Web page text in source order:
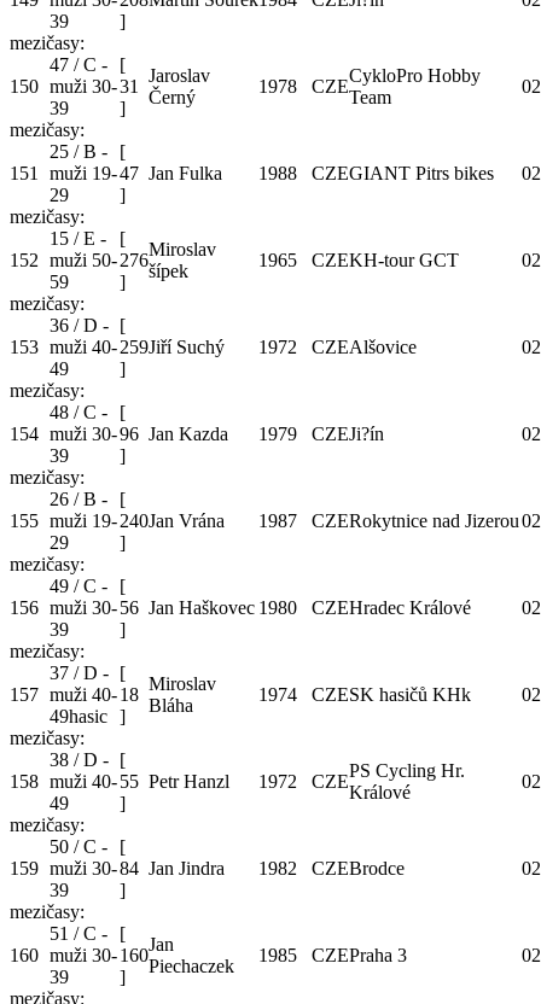
39
]
mezičasy:
150
47 / C -
muži 30-
39
[
31
]
Jaroslav
Černý
1978 CZE
CykloPro Hobby
Team
mezičasy:
151
25 / B -
muži 19-
29
[
47
]
Jan Fulka 1988 CZEGIANT Pitrs bikes
mezičasy:
152
15 / E -
muži 50-
59
[
276
]
Miroslav
šípek
1965 CZEKH-tour GCT
mezičasy:
153
36 / D -
muži 40-
49
[
259
]
Jiří Suchý 1972 CZEAlšovice
mezičasy:
154
48 / C -
muži 30-
39
[
96
]
Jan Kazda 1979 CZEJi?ín
mezičasy:
155
26 / B -
muži 19-
29
[
240
]
Jan Vrána 1987 CZERokytnice nad Jizerou
mezičasy:
156
49 / C -
muži 30-
39
[
56
]
Jan Haškovec 1980 CZEHradec Králové
mezičasy:
157
37 / D -
muži 40-
49hasic
[
18
]
Miroslav
Bláha
1974 CZESK hasičů KHk
mezičasy:
158
38 / D -
muži 40-
49
[
55
]
Petr Hanzl 1972 CZE
PS Cycling Hr.
Králové
mezičasy:
159
50 / C -
muži 30-
39
[
84
]
Jan Jindra 1982 CZEBrodce
mezičasy:
160
51 / C -
muži 30-
39
[
160
]
Jan
Piechaczek
1985 CZEPraha 3
mezičasy: